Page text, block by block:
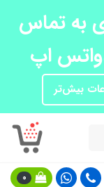
به تماس
اپ
بیش‌تر
0